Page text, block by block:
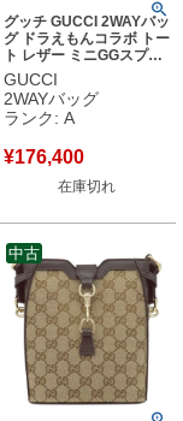
グッチ GUCCI 2WAYバッ
グ ドラえもんコラボ トー
ト レザー ミニGGスプリ
ームキャンバス ベージュ
×レッド ゴールド金具 ど
らえもん ショルダー 肩掛
け 653952 【中古】中古
GUCCI
2WAYバッグ
ランク: A
¥176,400
在庫切れ
中古